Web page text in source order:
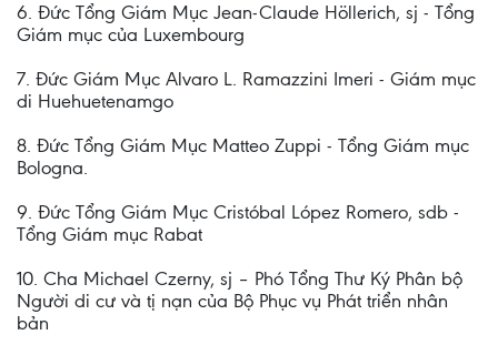
6. Đức Tổng Giám Mục Jean-Claude Höllerich, sj - Tổng
Giám mục của Luxembourg
7. Đức Giám Mục Alvaro L. Ramazzini Imeri - Giám mục
di Huehuetenamgo
8. Đức Tổng Giám Mục Matteo Zuppi - Tổng Giám mục
Bologna.
9. Đức Tổng Giám Mục Cristóbal López Romero, sdb -
Tổng Giám mục Rabat
10. Cha Michael Czerny, sj – Phó Tổng Thư Ký Phân bộ
Người di cư và tị nạn của Bộ Phục vụ Phát triển nhân
bản